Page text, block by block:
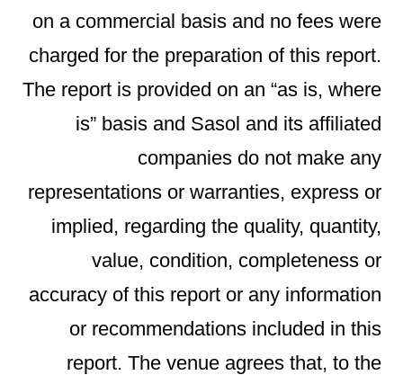
on a commercial basis and no fees were
charged for the preparation of this report.
The report is provided on an “as is, where
is” basis and Sasol and its affiliated
companies do not make any
representations or warranties, express or
implied, regarding the quality, quantity,
value, condition, completeness or
accuracy of this report or any information
or recommendations included in this
report. The venue agrees that, to the